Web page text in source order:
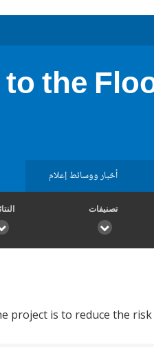
the
أخبار ووسائط إعلام
تصنيفات
project is to reduce the